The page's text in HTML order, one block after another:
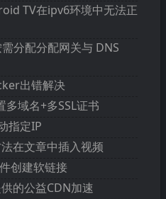
TV在ipv6环境中无法正
分配分配网关与 DNS
出错解决
域名+多SSL证书
指定IP
在文章中插入视频
创建软链接
的公益CDN加速